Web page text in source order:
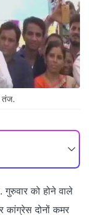
तंज.
को होने वाले
दोनों कमर